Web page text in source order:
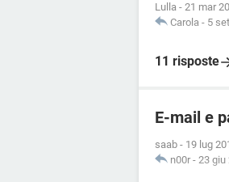
Lulla - 21 mar
Carola - 5
11 risposte
E-mail e
saab - 19 lug
n00r - 23 giu